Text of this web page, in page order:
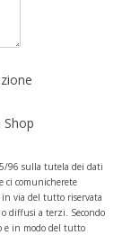
96 sulla tutela dei dati
ci comunicherete
via del tutto riservata
diffusi a terzi. Secondo
e in modo del tutto